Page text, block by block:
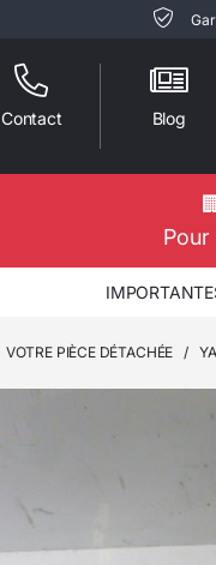
Contact Blog
VOTRE PIÈCE DÉTACHÉE /